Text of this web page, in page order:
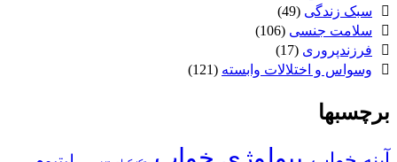
سبک زندگی (49)
سلامت جنسی (106)
فرزندپروری (17)
وسواس و اختلالات وابسته (121)
برچسبها